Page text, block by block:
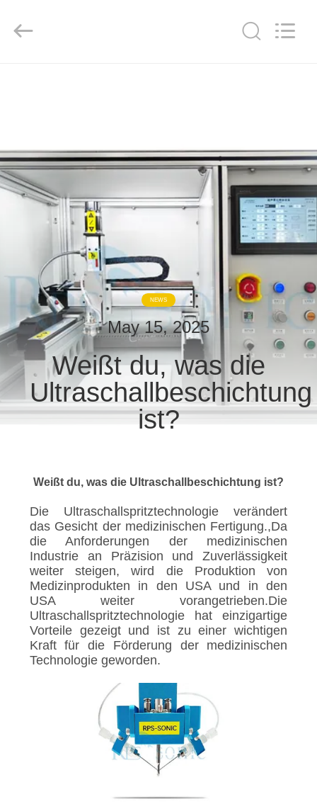
ÜBER
UNS
FABRIK-
AUSFLUG
QUALITÄTSKONTROLLE
TRETEN
SIE
MIT
UNS
NACHRICHTEN
FÄLLE
SITEMAP
DATENSCHUTZRICHTLINIE
Ltd..
NEWS
May 15, 2025
Weißt du, was die
Ultraschallbeschichtung
ist?
Weißt du, was die Ultraschallbeschichtung ist?
Die Ultraschallspritztechnologie verändert
das Gesicht der medizinischen Fertigung.,Da
die Anforderungen der medizinischen
Industrie an Präzision und Zuverlässigkeit
weiter steigen, wird die Produktion von
Medizinprodukten in den USA und in den
USA weiter vorangetrieben.Die
Ultraschallspritztechnologie hat einzigartige
Vorteile gezeigt und ist zu einer wichtigen
Kraft für die Förderung der medizinischen
Technologie geworden.